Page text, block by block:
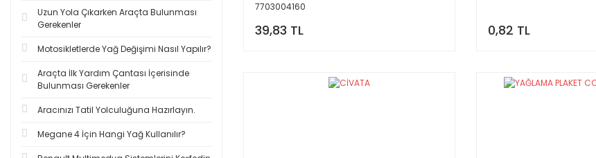
Uzun Yola Çıkarken Araçta Bulunması
Gerekenler
Motosikletlerde Yağ Değişimi Nasıl Yapılır?
Araçta İlk Yardım Çantası İçerisinde
Bulunması Gerekenler
Aracınızı Tatil Yolculuğuna Hazırlayın.
Megane 4 İçin Hangi Yağ Kullanılır?
7703004160
39,83 TL 0,82 TL